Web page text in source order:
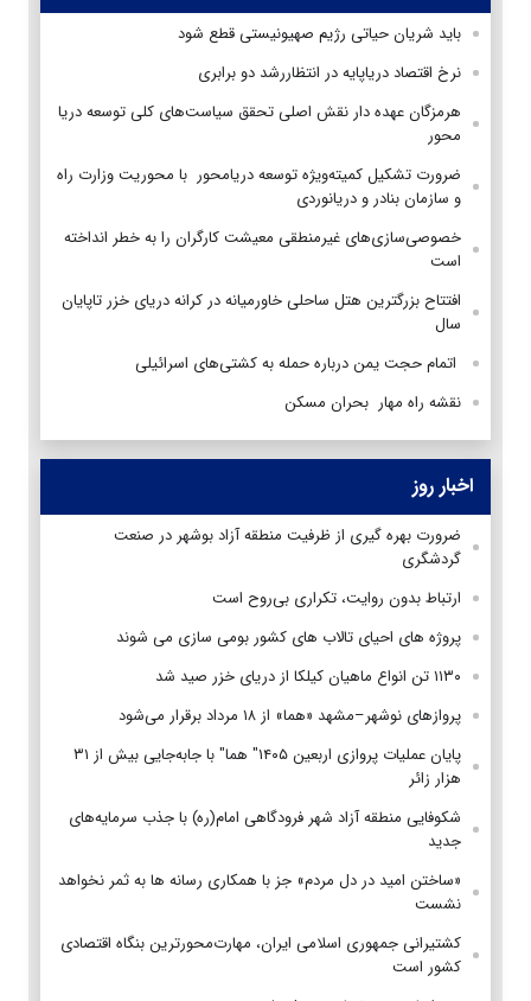
باید شریان حیاتی رژیم صهیونیستی قطع شود
نرخ اقتصاد درياپايه در انتظاررشد دو برابری
هرمزگان عهده دار نقش اصلی تحقق سیاست‌های کلی توسعه دریا
محور
ضرورت تشکیل کمیته‌ویژه توسعه ‌دریامحور با محوریت وزارت راه
و سازمان بنادر و دریانوردی
خصوصی‌سازی‌های غیرمنطقی معیشت کارگران را به خطر انداخته
است
افتتاح بزرگترین هتل ساحلی خاورمیانه در کرانه دریای خزر تاپایان
سال
اتمام حجت یمن درباره حمله به کشتی‌های اسرائیلی
نقشه‌ راه مهار بحران مسکن
اخبار روز
ضرورت بهره گیری از ظرفیت منطقه آزاد بوشهر در صنعت
گردشگری
ارتباط بدون روایت، تکراری بی‌روح است
پروژه های احیای تالاب های کشور بومی سازی می شوند
۱۱۳۰ تن انواع ماهیان کیلکا از دریای خزر صید شد
پروازهای نوشهر–مشهد «هما» از ۱۸ مرداد برقرار می‌شود
پایان عملیات پروازی اربعین ۱۴۰۵" هما" با جابه‌جایی بیش از ۳۱
هزار زائر
شکوفایی منطقه آزاد شهر فرودگاهی امام(ره) با جذب سرمایه‌های
جدید
«ساختن امید در دل مردم» جز با همکاری رسانه ها به ثمر نخواهد
نشست
کشتیرانی جمهوری اسلامی ایران، مهارت‌محورترین بنگاه اقتصادی
کشور است